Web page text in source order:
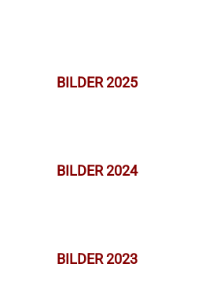
BILDER 2025
BILDER 2024
BILDER 2023